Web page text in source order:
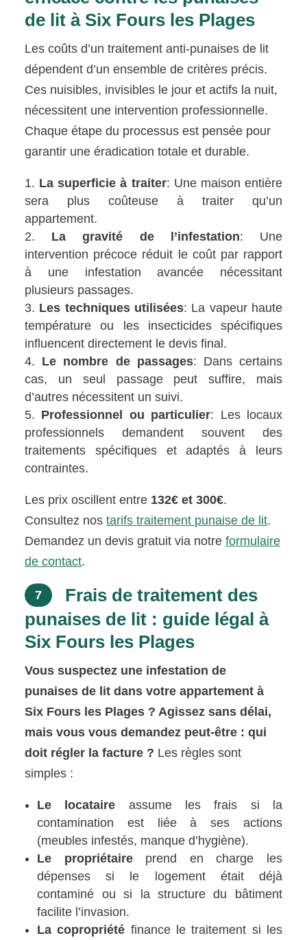
de lit à Six Fours les Plages
Les coûts d’un traitement anti-punaises de lit
dépendent d’un ensemble de critères précis.
Ces nuisibles, invisibles le jour et actifs la nuit,
nécessitent une intervention professionnelle.
Chaque étape du processus est pensée pour
garantir une éradication totale et durable.
La superficie à traiter: Une maison entière
sera plus coûteuse à traiter qu’un
appartement.
La gravité de l’infestation: Une
intervention précoce réduit le coût par rapport
à une infestation avancée nécessitant
plusieurs passages.
Les techniques utilisées: La vapeur haute
température ou les insecticides spécifiques
influencent directement le devis final.
Le nombre de passages: Dans certains
cas, un seul passage peut suffire, mais
d’autres nécessitent un suivi.
Professionnel ou particulier: Les locaux
professionnels demandent souvent des
traitements spécifiques et adaptés à leurs
contraintes.
Les prix oscillent entre 132€ et 300€.
Consultez nostarifs traitement punaise de lit.
Demandez un devis gratuit via notreformulaire
de contact.
7
Frais de traitement des
punaises de lit : guide légal à
Six Fours les Plages
Vous suspectez une infestation de
punaises de lit dans votre appartement à
Six Fours les Plages ? Agissez sans délai,
mais vous vous demandez peut-être : qui
doit régler la facture ? Les règles sont
simples :
Le locataire assume les frais si la
contamination est liée à ses actions
(meubles infestés, manque d’hygiène).
Le propriétaireprend en charge les
dépenses si le logement était déjà
contaminé ou si la structure du bâtiment
facilite l’invasion.
La copropriété finance le traitement si les